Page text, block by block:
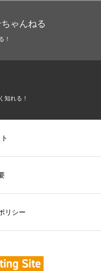
ゃんねる
！
知れる！
リシー